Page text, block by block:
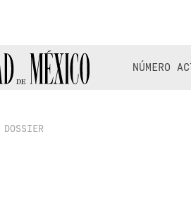
NÚMERO
DOSSIER